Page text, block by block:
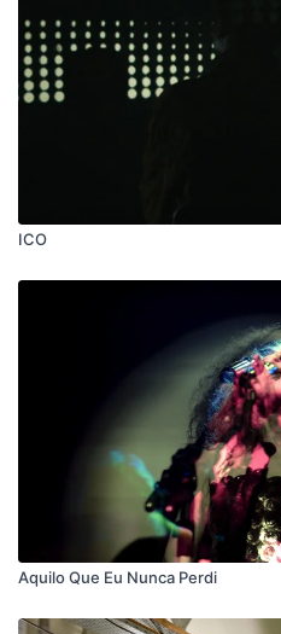
ICO
Aquilo Que Eu Nunca Perdi